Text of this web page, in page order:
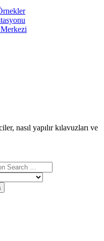
nasıl yapılır kılavuzları ve